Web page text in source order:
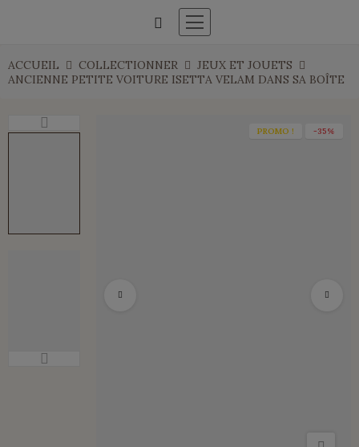
ACCUEIL COLLECTIONNER
JEUX ET JOUETS
ANCIENNE PETITE VOITURE ISETTA VELAM DANS SA BOÎTE
PROMO ! -35%